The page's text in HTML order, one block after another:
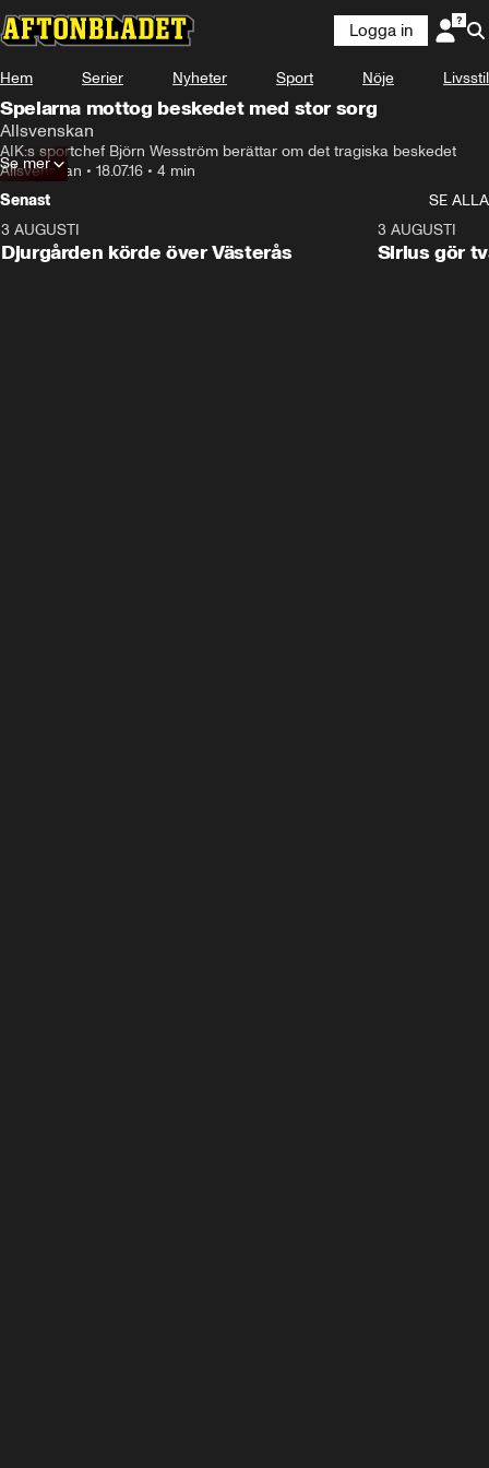
Logga in
Hem Serier Nyheter Sport Nöje Livsstil
Spelarna mottog beskedet med stor sorg
Allsvenskan
AIK:s sportchef Björn Wesström berättar om det tragiska beskedet
Allsvenskan • 18.07.16 • 4 min
Se mer
Senast
SE ALLA
3 AUGUSTI
Djurgården körde över Västerås
3 AUGUSTI
Sirius gör